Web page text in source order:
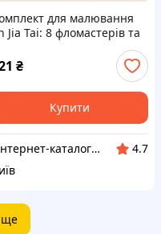
для малювання
Jia Tai: 8 фломастерів та
₴
Купити
Интернет-каталог скидок "Профит плюс"
4.7
ще